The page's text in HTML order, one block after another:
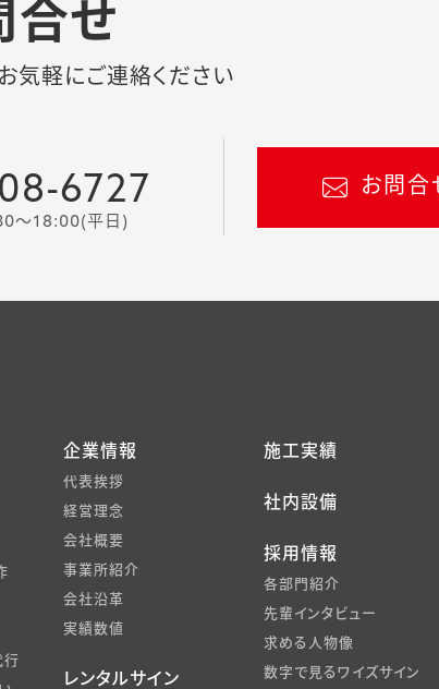
合せ
気軽にご連絡ください
6727
～18:00(平日)
お問合
行
企業情報
代表挨拶
経営理念
会社概要
事業所紹介
会社沿革
実績数値
レンタルサイン
施工実績
社内設備
採用情報
各部門紹介
先輩インタビュー
求める人物像
数字で見るワイズサイン